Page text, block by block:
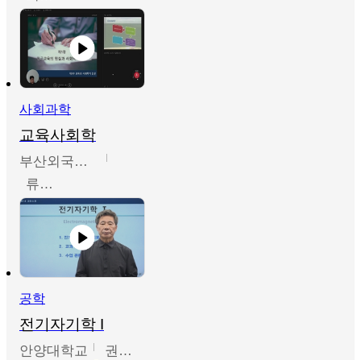
사회과학
교육사회학
부산외국어대학교
류영철
공학
전기자기학 I
안양대학교 권원현